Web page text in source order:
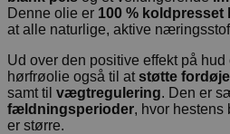
Denne olie er 100 % koldpresset
at alle naturlige, aktive
Ud over den positive effekt på
hørfrøolie også til atstøtte
samt til vægtregulering. Den er
fældningsperioder, hvor hestens
er større.